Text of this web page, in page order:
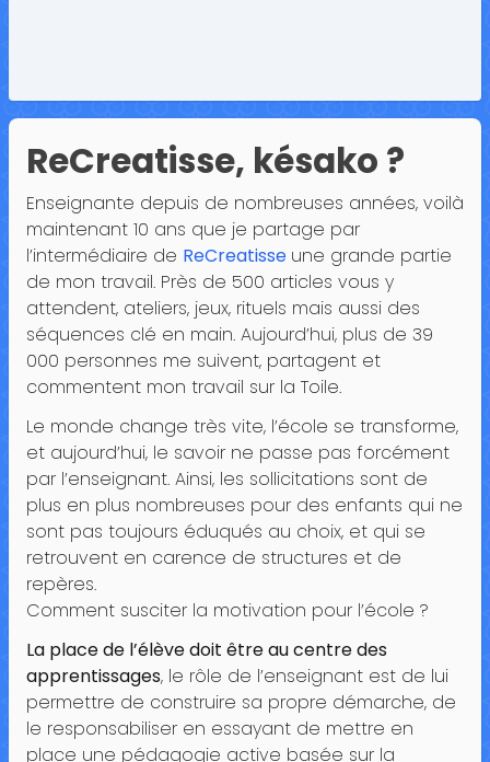
ReCreatisse, késako ?
Enseignante depuis de nombreuses années, voilà
maintenant 10 ans que je partage par
l’intermédiaire de ReCreatisse une grande partie
de mon travail. Près de 500 articles vous y
attendent, ateliers, jeux, rituels mais aussi des
séquences clé en main. Aujourd’hui, plus de 39
000 personnes me suivent, partagent et
commentent mon travail sur la Toile.
Le monde change très vite, l’école se transforme,
et aujourd’hui, le savoir ne passe pas forcément
par l’enseignant. Ainsi, les sollicitations sont de
plus en plus nombreuses pour des enfants qui ne
sont pas toujours éduqués au choix, et qui se
retrouvent en carence de structures et de
repères.
Comment susciter la motivation pour l’école ?
La place de l’élève doit être au centre des
apprentissages, le rôle de l’enseignant est de lui
permettre de construire sa propre démarche, de
le responsabiliser en essayant de mettre en
place une pédagogie active basée sur la